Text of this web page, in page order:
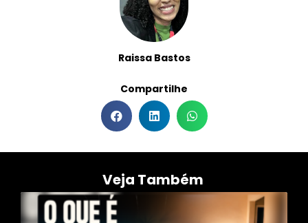
Raissa Bastos
Compartilhe
Veja Também